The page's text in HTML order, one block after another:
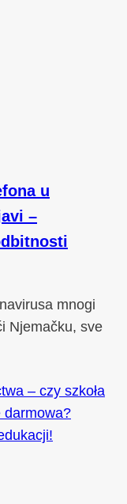
u
–
mnogi
Njemačku, sve